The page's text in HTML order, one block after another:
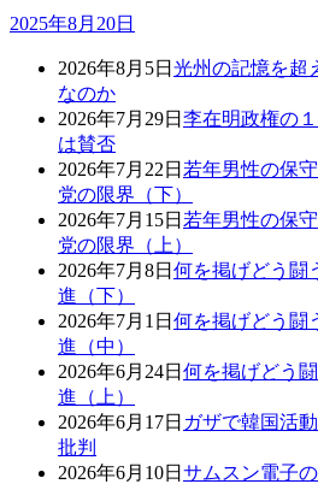
2025年8月20日
2026年8月5日 光州の記憶を超
なのか
2026年7月29日 李在明政権の
は賛否
2026年7月22日 若年男性の保
党の限界（下）
2026年7月15日 若年男性の保
党の限界（上）
2026年7月8日 何を掲げどう闘
進（下）
2026年7月1日 何を掲げどう闘
進（中）
2026年6月24日 何を掲げどう
進（上）
2026年6月17日 ガザで韓国活
批判
2026年6月10日 サムスン電子